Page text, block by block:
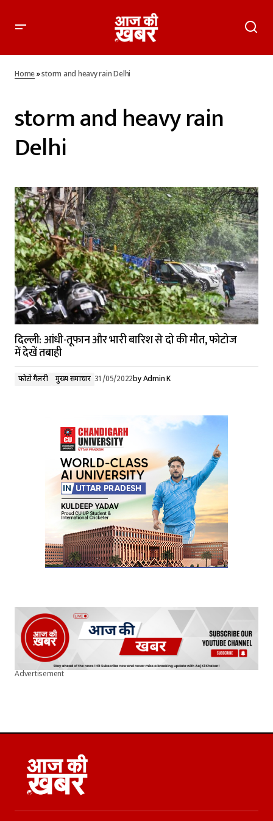
Home»storm and heavy rain Delhi
storm and heavy rain
Delhi
दिल्ली: आंधी-तूफान और भारी बारिश से दो की मौत, फोटोज
में देखें तबाही
फोटो गैलरी मुख्य समाचार 31/05/2022by Admin K
Advertisement